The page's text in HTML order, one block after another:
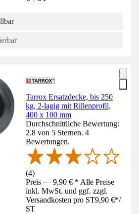
Tarrox Ersatzdecke, bis 250
kg, 2-lagig mit Rillenprofil,
400 x 100 mm
Durchschnittliche Bewertung:
2.8 von 5 Sternen. 4
Bewertungen.
(4)
Preis — 9,90 € * Alle Preise
inkl. MwSt. und ggf. zzgl.
Versandkosten pro ST9,90 €*/
ST